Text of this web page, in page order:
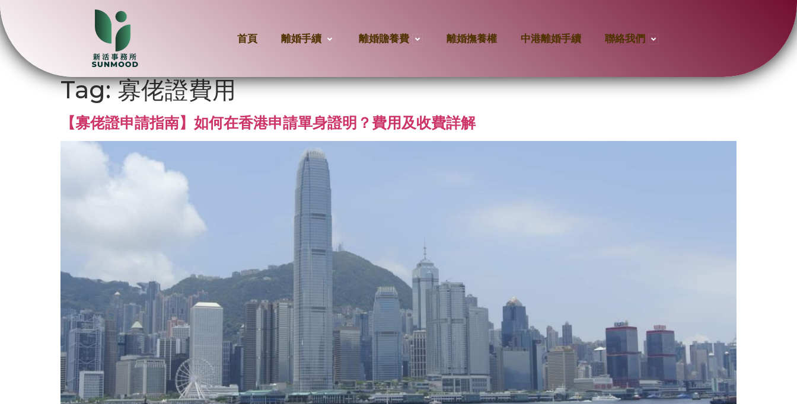
首頁 離婚手續 離婚贍養費 離婚撫養權 中港離婚手續 聯絡我們
Tag:寡佬證費用
【寡佬證申請指南】如何在香港申請單身證明？費用及收費詳解